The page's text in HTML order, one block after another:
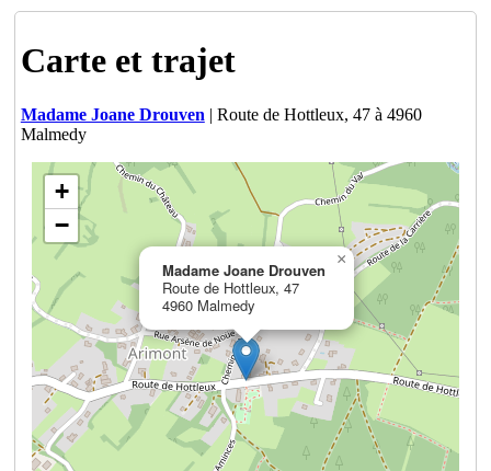
Carte et trajet
Madame Joane Drouven | Route de Hottleux, 47 à 4960
Malmedy
Madame Joane Drouven
Route de Hottleux, 47
4960 Malmedy
×
+
−